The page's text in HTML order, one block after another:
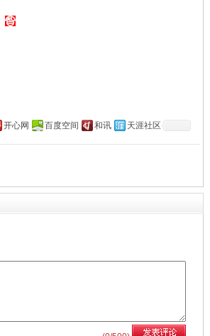
开心网 百度空间 和讯 天涯社区